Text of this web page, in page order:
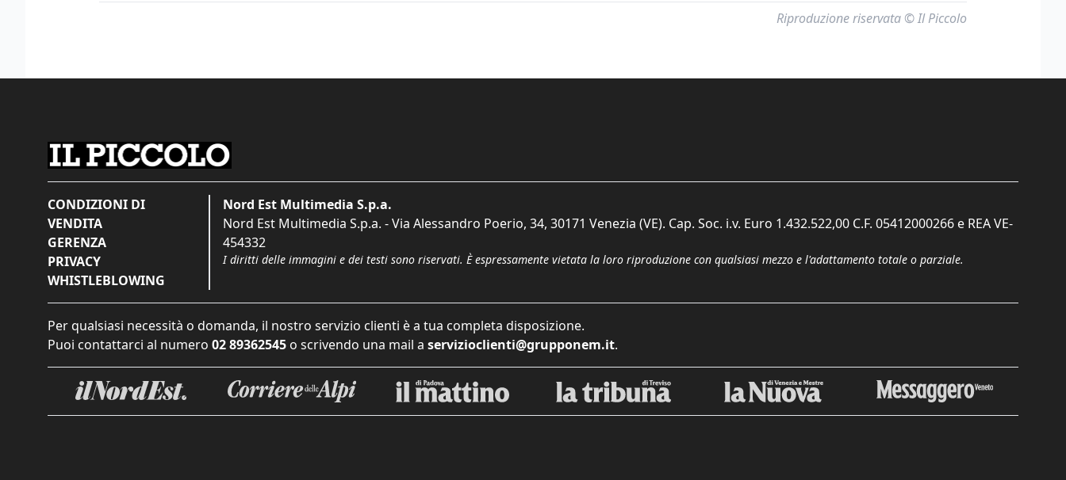
Riproduzione riservata © Il Piccolo
CONDIZIONI DI
VENDITA
GERENZA
PRIVACY
WHISTLEBLOWING
Nord Est Multimedia S.p.a.
Nord Est Multimedia S.p.a. - Via Alessandro Poerio, 34, 30171 Venezia (VE). Cap. Soc. i.v. Euro 1.432.522,00 C.F. 05412000266 e REA VE-
454332
I diritti delle immagini e dei testi sono riservati. È espressamente vietata la loro riproduzione con qualsiasi mezzo e l'adattamento totale o parziale.
Per qualsiasi necessità o domanda, il nostro servizio clienti è a tua completa disposizione.
Puoi contattarci al numero 02 89362545 o scrivendo una mail a servizioclienti@grupponem.it.